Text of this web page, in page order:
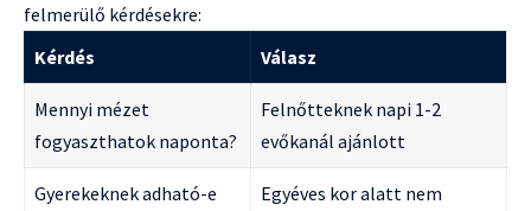
felmerülő kérdésekre:
Kérdés
Válasz
Mennyi mézet
fogyaszthatok naponta?
Felnőtteknek napi 1-2
evőkanál ajánlott
Gyerekeknek adható-e
Egyéves kor alatt nem